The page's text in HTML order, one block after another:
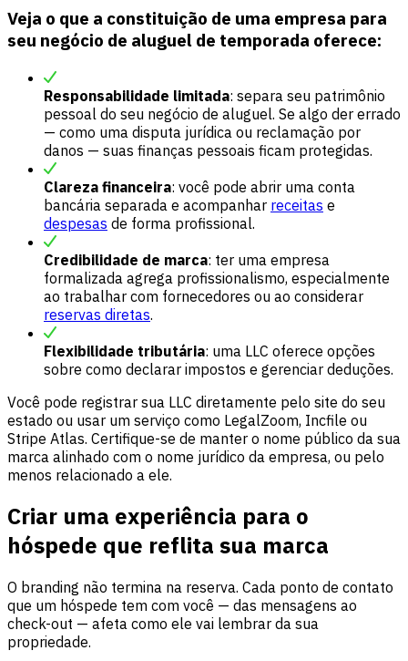
Veja o que a constituição de uma empresa para
seu negócio de aluguel de temporada oferece:
Responsabilidade limitada: separa seu patrimônio
pessoal do seu negócio de aluguel. Se algo der errado
— como uma disputa jurídica ou reclamação por
danos — suas finanças pessoais ficam protegidas.
Clareza financeira: você pode abrir uma conta
bancária separada e acompanhar receitas e
despesas de forma profissional.
Credibilidade de marca: ter uma empresa
formalizada agrega profissionalismo, especialmente
ao trabalhar com fornecedores ou ao considerar
reservas diretas.
Flexibilidade tributária: uma LLC oferece opções
sobre como declarar impostos e gerenciar deduções.
Você pode registrar sua LLC diretamente pelo site do seu
estado ou usar um serviço como LegalZoom, Incfile ou
Stripe Atlas. Certifique-se de manter o nome público da sua
marca alinhado com o nome jurídico da empresa, ou pelo
menos relacionado a ele.
Criar uma experiência para o
hóspede que reflita sua marca
O branding não termina na reserva. Cada ponto de contato
que um hóspede tem com você — das mensagens ao
check-out — afeta como ele vai lembrar da sua
propriedade.